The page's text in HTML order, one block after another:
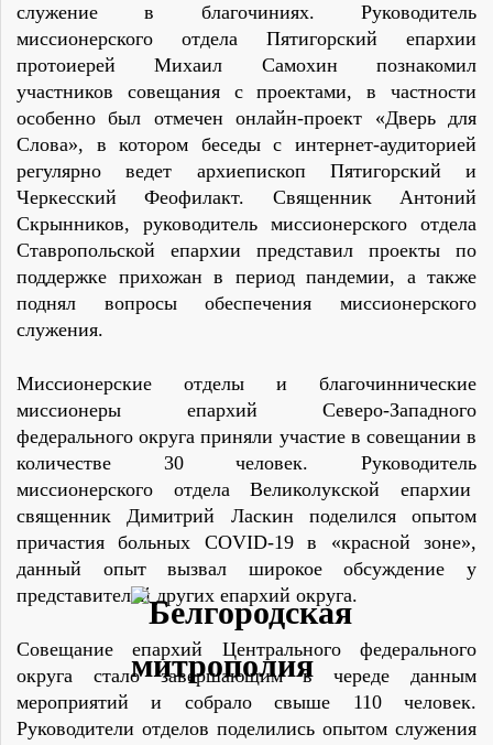
служение в благочиниях. Руководитель
миссионерского отдела Пятигорский епархии
протоиерей Михаил Самохин познакомил
участников совещания с проектами, в частности
особенно был отмечен онлайн-проект «Дверь для
Слова», в котором беседы с интернет-аудиторией
регулярно ведет архиепископ Пятигорский и
Черкесский Феофилакт. Священник Антоний
Скрынников, руководитель миссионерского отдела
Ставропольской епархии представил проекты по
поддержке прихожан в период пандемии, а также
поднял вопросы обеспечения миссионерского
служения.
Миссионерские отделы и благочиннические
миссионеры епархий Северо-Западного
федерального округа приняли участие в совещании в
количестве 30 человек. Руководитель
миссионерского отдела Великолукской епархии
священник Димитрий Ласкин поделился опытом
причастия больных COVID-19в «красной зоне»,
данный опыт вызвал широкое обсуждение у
представителей других епархий округа.
Совещание епархий Центрального федерального
округа стало завершающим в череде данным
мероприятий и собрало свыше 110 человек.
Руководители отделов поделились опытом служения